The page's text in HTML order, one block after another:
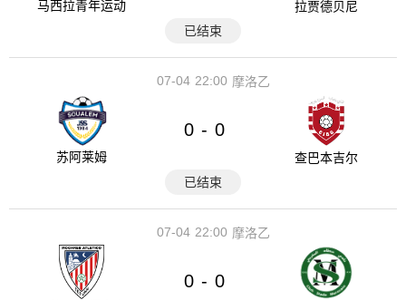
马西拉青年运动
拉贾德贝尼
已结束
22:00
07-04 摩洛乙
苏阿莱姆
0 - 0
查巴本吉尔
已结束
22:00
07-04 摩洛乙
0 - 0